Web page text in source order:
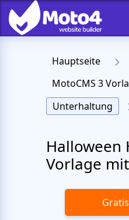
Hauptseite
Unterhaltung
Halloween
Vorlage